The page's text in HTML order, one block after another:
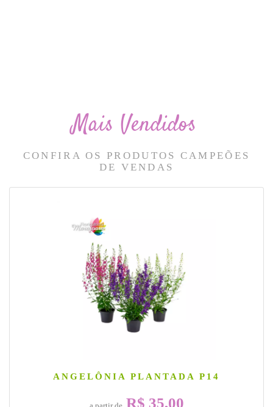
Mais Vendidos
CONFIRA OS PRODUTOS CAMPEÕES
DE VENDAS
ANGELÔNIA PLANTADA P14
R$ 35,00